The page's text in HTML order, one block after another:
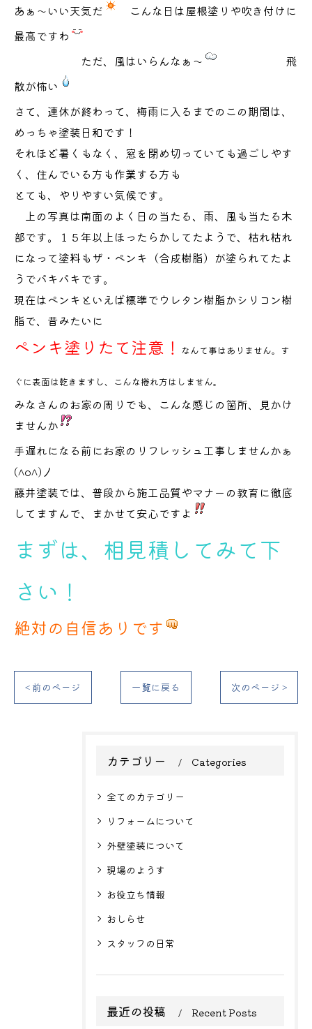
あぁ～いい天気だ
こんな日は屋根塗りや吹き付けに
最高ですわ
ただ、風はいらんなぁ～
飛
散が怖い
さて、連休が終わって、梅雨に入るまでのこの期間は、
めっちゃ塗装日和です！
それほど暑くもなく、窓を閉め切っていても過ごしやす
く、住んでいる方も作業する方も
とても、やりやすい気候です。
上の写真は南面のよく日の当たる、雨、風も当たる木
部です。１５年以上ほったらかしてたようで、枯れ枯れ
になって塗料もザ・ペンキ（合成樹脂）が塗られてたよ
うでパキパキです。
現在はペンキといえば標準でウレタン樹脂かシリコン樹
脂で、昔みたいに
ペンキ塗りたて注意！ なんて事はありません。す
ぐに表面は乾きますし、こんな捲れ方はしません。
みなさんのお家の周りでも、こんな感じの箇所、見かけ
ませんか
手遅れになる前にお家のリフレッシュ工事しませんかぁ
(^o^)丿
藤井塗装では、普段から施工品質やマナーの教育に徹底
してますんで、まかせて安心ですよ
まずは、相見積してみて下
さい！
絶対の自信ありです
< 前のページ 一覧に戻る 次のページ >
カテゴリー Categories
全てのカテゴリー
リフォームについて
外壁塗装について
現場のようす
お役立ち情報
おしらせ
スタッフの日常
最近の投稿 Recent Posts